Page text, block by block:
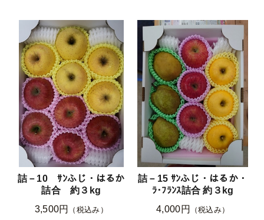
詰－10 ｻﾝふじ・はるか
詰合 約３kg
3,500円
（税込み）
詰－15 ｻﾝふじ・はるか・
ﾗ･ﾌﾗﾝｽ詰合 約３kg
4,000円
（税込み）